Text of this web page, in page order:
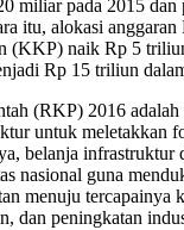
miliar pada 2015 dan
itu, alokasi anggaran
(KKP) naik Rp 5
Rp 15 triliun
(RKP) 2016 adalah
untuk meletakkan
belanja infrastruktur
nasional guna
menuju tercapainya
dan peningkatan